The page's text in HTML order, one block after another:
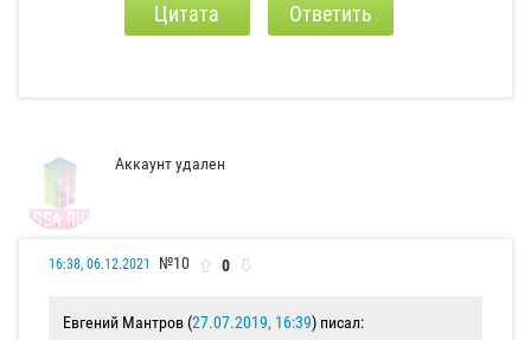
Цитата Ответить
Аккаунт удален
16:38, 06.12.2021 №10 0
Евгений Мантров (27.07.2019, 16:39) писал: